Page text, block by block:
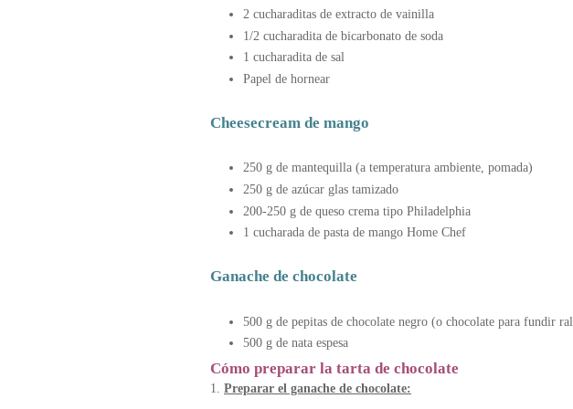
2 cucharaditas de extracto de vainilla
1/2 cucharadita de bicarbonato de soda
1 cucharadita de sal
Papel de hornear
Cheesecream de mango
250 g de mantequilla (a temperatura ambiente, pomada)
250 g de azúcar glas tamizado
200-250 g de queso crema tipo Philadelphia
1 cucharada de pasta de mango Home Chef
Ganache de chocolate
500 g de pepitas de chocolate negro (o chocolate para fundir
500 g de nata espesa
Cómo preparar la tarta de chocolate
1. Preparar el ganache de chocolate: